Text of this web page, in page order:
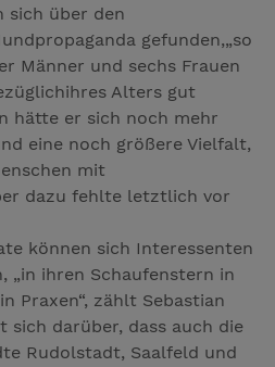
sich über den
gefunden,„so
Männer und sechs Frauen
Alters gut
hätte er sich noch mehr
eine noch größere Vielfalt,
mit
dazu fehlte letztlich vor
können sich Interessenten
„in ihren Schaufenstern in
Praxen“, zählt Sebastian
sich darüber, dass auch die
Rudolstadt, Saalfeld und